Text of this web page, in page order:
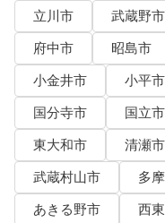
立川市
武蔵野市
府中市
昭島市
小金井市
小平市
国分寺市
国立市
東大和市
清瀬市
武蔵村山市
多
あきる野市
西